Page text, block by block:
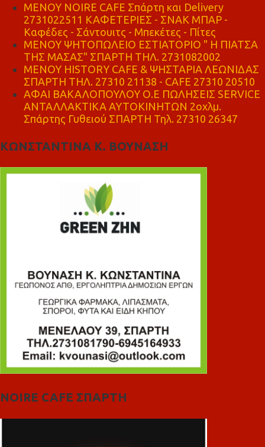
MENOY NOIRE CAFE Σπάρτη και Delivery
2731022511 ΚΑΦΕΤΕΡΙΕΣ - ΣΝΑΚ ΜΠΑΡ -
Καφέδες - Σάντουιτς - Μπεκέτες - Πίτες
ΜΕΝΟΥ ΨΗΤΟΠΩΛΕΙΟ ΕΣΤΙΑΤΟΡΙΟ " Η ΠΙΑΤΣΑ
ΤΗΣ ΜΑΣΑΣ" ΣΠΑΡΤΗ ΤΗΛ. 2731082002
ΜΕΝΟΥ HISTORY CAFE & ΨΗΣΤΑΡΙΑ ΛΕΩΝΙΔΑΣ
ΣΠΑΡΤΗ ΤΗΛ. 27310 21138 - CAFE 27310 20510
ΑΦΑΙ ΒΑΚΑΛΟΠΟΥΛΟΥ Ο.Ε ΠΩΛΗΣΕΙΣ SERVICE
ΑΝΤΑΛΛΑΚΤΙΚΑ ΑΥΤΟΚΙΝΗΤΩΝ 2οχλμ.
Σπάρτης Γυθειού ΣΠΑΡΤΗ Τηλ. 27310 26347
ΚΩΝΣΤΑΝΤΙΝΑ Κ. ΒΟΥΝΑΣΗ
NOIRE CAFE ΣΠΑΡΤΗ